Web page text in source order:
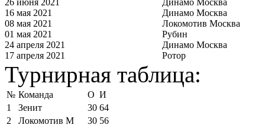
26 июня 2021
Динамо Москва
16 мая 2021
Динамо Москва
08 мая 2021
Локомотив Москва
01 мая 2021
Рубин
24 апреля 2021
Динамо Москва
17 апреля 2021
Ротор
Турнирная таблица:
№ Команда О И
1
Зенит 30 64
2
Локомотив М 30 56